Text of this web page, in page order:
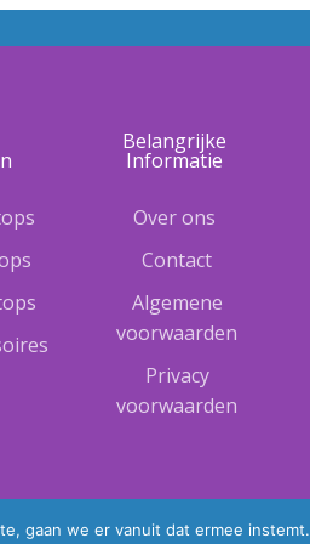
Belangrijke
Informatie
Over ons
Contact
Algemene
voorwaarden
Privacy
voorwaarden
gaan we er vanuit dat ermee instemt.